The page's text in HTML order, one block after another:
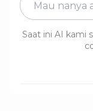
Saat ini AI kami